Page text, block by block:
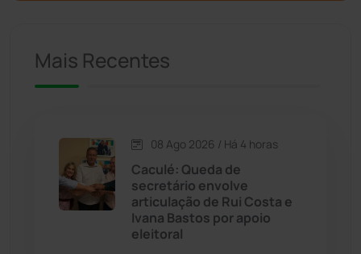
Caetanos
Candiba
Cândido Sales (121)
Mais Recentes
08 Ago 2026 / Há 4 horas
Caculé: Queda de
secretário envolve
articulação de Rui Costa e
Ivana Bastos por apoio
eleitoral